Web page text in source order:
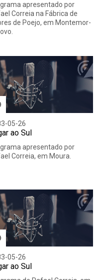
apresentado por
Correia na Fábrica de
de Poejo, em Montemor-
05-26
ao Sul
apresentado por
Correia, em Moura.
05-26
ao Sul